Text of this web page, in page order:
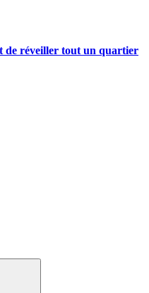
de réveiller tout un quartier